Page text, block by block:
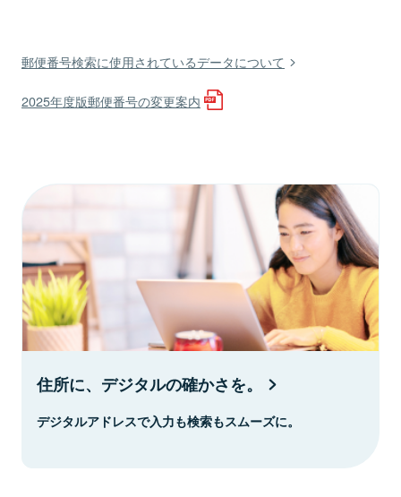
郵便番号検索に使用されているデータについて
2025年度版郵便番号の変更案内
住所に、デジタルの確かさを。
デジタルアドレスで入力も検索もスムーズに。